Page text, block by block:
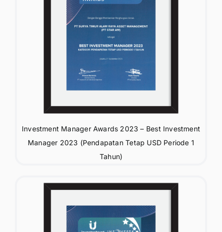
Investment Manager Awards 2023 – Best Investment
Manager 2023 (Pendapatan Tetap USD Periode 1
Tahun)